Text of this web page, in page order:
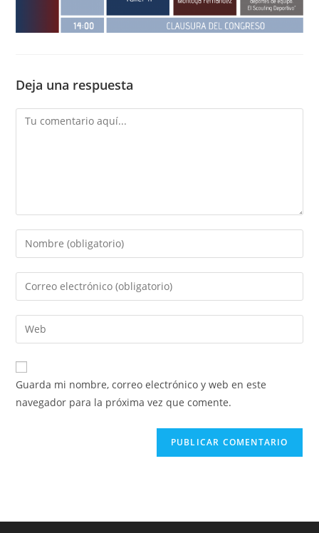
Deja una respuesta
Guarda mi nombre, correo electrónico y web en este
navegador para la próxima vez que comente.